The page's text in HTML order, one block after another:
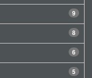
9
8
6
5